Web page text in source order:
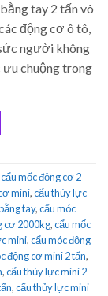
tay 2 tấn vô
động cơ ô tô,
người không
chuộng trong
cẩu mốc động cơ 2
mini,cẩu thủy lực
tay,cẩu móc
cơ 2000kg,cẩu mốc
mini,cẩu móc động
động cơ mini 2 tấn,
,cẩu thủy lực mini 2
,cẩu thủy lực mini